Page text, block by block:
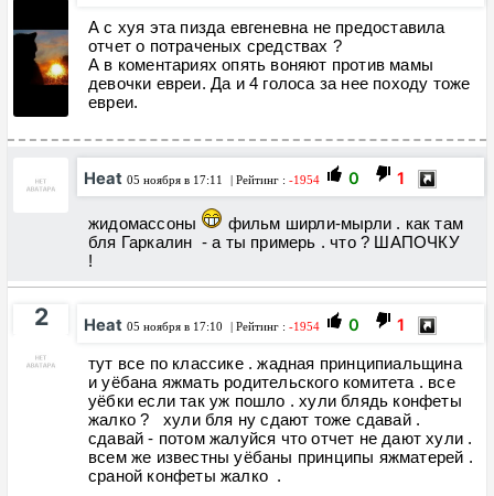
А с хуя эта пизда евгеневна не предоставила
отчет о потраченых средствах ?
А в коментариях опять воняют против мамы
девочки евреи. Да и 4 голоса за нее походу тоже
евреи.
Heat 05 ноября в 17:11 | Рейтинг : -1954 0 1
жидомассоны
фильм ширли-мырли . как там
бля Гаркалин - а ты примерь . что ? ШАПОЧКУ
!
2 Heat 05 ноября в 17:10 | Рейтинг : -1954 0 1
тут все по классике . жадная принципиальщина
и уёбана яжмать родительского комитета . все
уёбки если так уж пошло . хули блядь конфеты
жалко ? хули бля ну сдают тоже сдавай .
сдавай - потом жалуйся что отчет не дают хули .
всем же известны уёбаны принципы яжматерей .
сраной конфеты жалко .